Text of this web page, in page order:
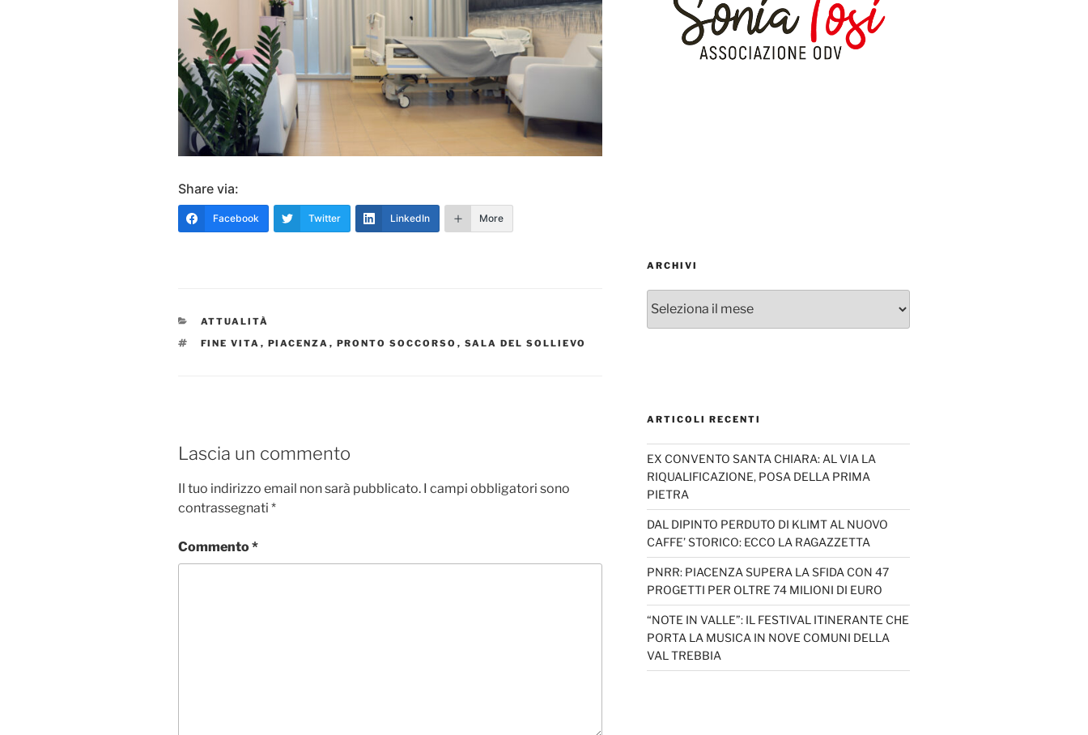
Share via:
Facebook Twitter LinkedIn More
CATEGORIE
ATTUALITÀ
TAG
FINE VITA , PIACENZA , PRONTO SOCCORSO , SALA DEL SOLLIEVO
Lascia un commento
Il tuo indirizzo email non sarà pubblicato. I campi obbligatori sono
contrassegnati *
Commento*
ARCHIVI
ARTICOLI RECENTI
EX CONVENTO SANTA CHIARA: AL VIA LA
RIQUALIFICAZIONE, POSA DELLA PRIMA
PIETRA
DAL DIPINTO PERDUTO DI KLIMT AL NUOVO
CAFFE’ STORICO: ECCO LA RAGAZZETTA
PNRR: PIACENZA SUPERA LA SFIDA CON 47
PROGETTI PER OLTRE 74 MILIONI DI EURO
“NOTE IN VALLE”: IL FESTIVAL ITINERANTE CHE
PORTA LA MUSICA IN NOVE COMUNI DELLA
VAL TREBBIA